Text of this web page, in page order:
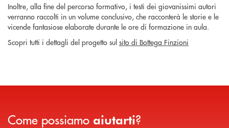
Inoltre, alla fine del percorso formativo, i testi dei giovanissimi autori
verranno raccolti in un volume conclusivo, che racconterà le storie e le
vicende fantasiose elaborate durante le ore di formazione in aula.
Scopri tutti i dettagli del progetto sul sito di Bottega Finzioni
Come possiamo aiutarti?